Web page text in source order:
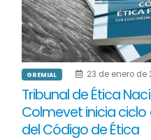
GREMIAL 23 de enero de
Tribunal de Ética
Colmevet inicia
del Código de Ética